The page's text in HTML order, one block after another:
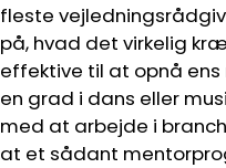
fleste
på, hvad det virkelig
effektive til at opnå ens
en grad i dans eller
med at arbejde i
at et sådant